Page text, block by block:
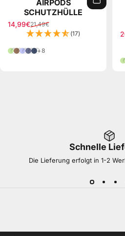
AIRPODS
SCHUTZHÜLLE
Verkaufspreis
14,99€
Normaler Preis
21,49€
(17)
Grün
Braun
LilaStahl Blau
Blau
+8
Schnelle
Die Lieferung erfolgt in 1-2